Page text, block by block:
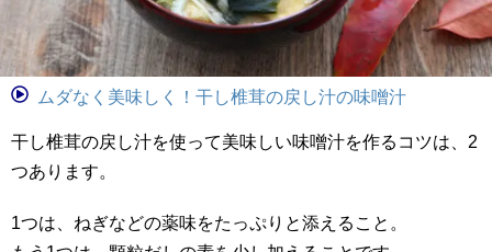
ムダなく美味しく！干し椎茸の戻し汁の味噌汁
干し椎茸の戻し汁を使って美味しい味噌汁を作るコツは、2
つあります。
1つは、ねぎなどの薬味をたっぷりと添えること。